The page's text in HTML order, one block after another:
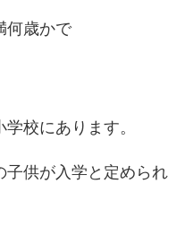
何歳かで
校にあります。
子供が入学と定められ